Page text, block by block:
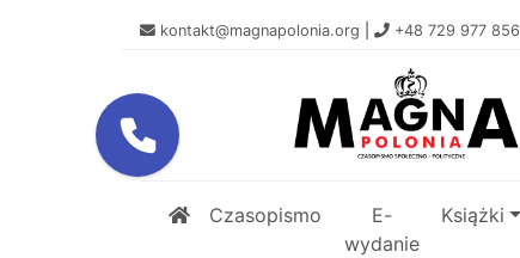
kontakt@magnapolonia.org +48 729 977 856
Czasopismo
E-
wydanie
Książki